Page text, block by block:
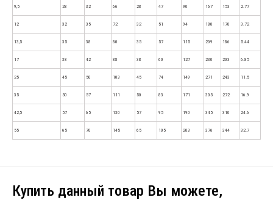
9,5 28 32 66 28 47 90 167 153 2.77
12 32 35 72 32 51 94 180 170 3.72
13,5 35 38 80 35 57 115 209 186 5.44
17 38 42 88 38 60 127 230 203 6.85
25 45 50 103 45 74 149 271 243 11.5
35 50 57 111 50 83 171 305 272 16.9
42,5 57 65 130 57 95 190 345 310 24.6
55 65 70 145 65 105 203 376 344 32.7
Купить данный товар Вы можете,